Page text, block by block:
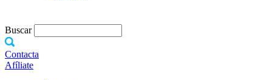
Buscar
Contacta
Afíliate